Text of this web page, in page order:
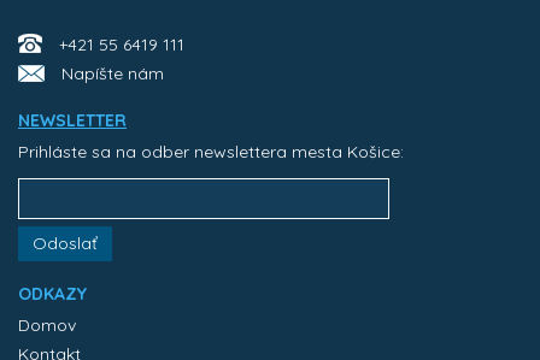
+421 55 6419 111
Napíšte nám
NEWSLETTER
Prihláste sa na odber newslettera mesta Košice:
Odoslať
ODKAZY
Domov
Kontakt